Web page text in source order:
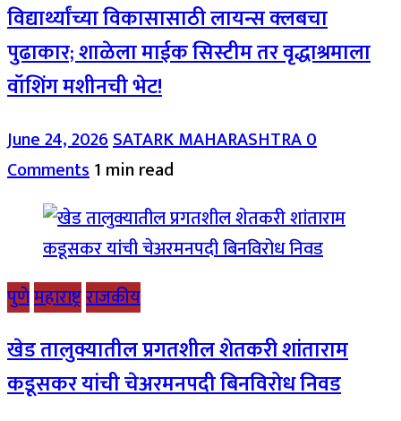
विद्यार्थ्यांच्या विकासासाठी लायन्स क्लबचा
पुढाकार; शाळेला माईक सिस्टीम तर वृद्धाश्रमाला
वॉशिंग मशीनची भेट!
June 24, 2026SATARK MAHARASHTRA0
Comments1 min read
पुणेमहाराष्ट्रराजकीय
खेड तालुक्यातील प्रगतशील शेतकरी शांताराम
कडूसकर यांची चेअरमनपदी बिनविरोध निवड